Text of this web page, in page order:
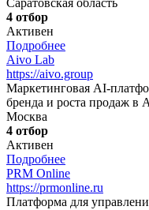
4 отбор
Активен
Подробнее
Aivo Lab
https://aivo.group
Маркетинговая AI-
бренда и роста продаж в
Москва
4 отбор
Активен
Подробнее
PRM Online
https://prmonline.ru
Платформа для